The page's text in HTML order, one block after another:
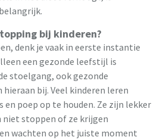
bij kinderen?
denk je vaak in eerste instantie
een gezonde leefstijl is
stoelgang, ook gezonde
bij. Veel kinderen leren
en poep op te houden. Ze zijn lekker
niet stoppen of ze krijgen
wachten op het juiste moment